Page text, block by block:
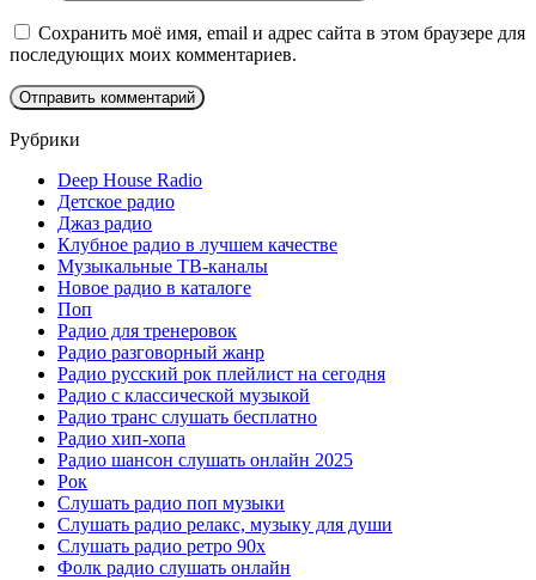
Сохранить моё имя, email и адрес сайта в этом браузере для
последующих моих комментариев.
Рубрики
Deep House Radio
Детское радио
Джаз радио
Клубное радио в лучшем качестве
Музыкальные ТВ-каналы
Новое радио в каталоге
Поп
Радио для тренеровок
Радио разговорный жанр
Радио русский рок плейлист на сегодня
Радио с классической музыкой
Радио транс слушать бесплатно
Радио хип-хопа
Радио шансон слушать онлайн 2025
Рок
Слушать радио поп музыки
Слушать радио релакс, музыку для души
Слушать радио ретро 90х
Фолк радио слушать онлайн